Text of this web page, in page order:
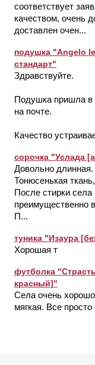
соответствует
качеством, очень
доставлен очен...
подушка "Angelo
стандарт"
Здравствуйте.
Подушка пришла в
на почте.
Качество
сорочка "Услада
Довольно длинная.
Тонюсенькая ткань,
После стирки села
преимущественно
П...
туника "Изаура
Хорошая т
футболка
красный]"
Села очень
мягкая. Все просто